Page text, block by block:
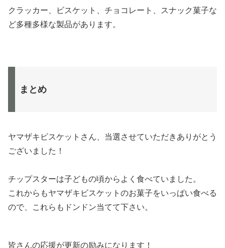
クラッカー、ビスケット、チョコレート、スナック菓子な
ど多種多様な製品があります。
まとめ
ヤマザキビスケットさん、当選させていただきありがとう
ございました！
チップスターは子どもの頃からよく食べていました。
これからもヤマザキビスケットのお菓子をいっぱい食べる
ので、これらもドンドン当てて下さい。
皆さんの応援が更新の励みになります！